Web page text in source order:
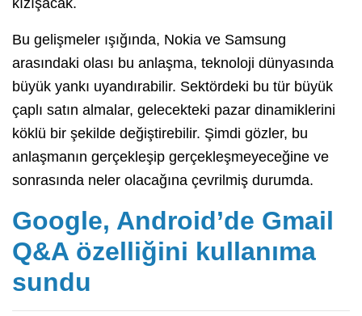
kızışacak.
Bu gelişmeler ışığında, Nokia ve Samsung
arasındaki olası bu anlaşma, teknoloji dünyasında
büyük yankı uyandırabilir. Sektördeki bu tür büyük
çaplı satın almalar, gelecekteki pazar dinamiklerini
köklü bir şekilde değiştirebilir. Şimdi gözler, bu
anlaşmanın gerçekleşip gerçekleşmeyeceğine ve
sonrasında neler olacağına çevrilmiş durumda.
Google, Android’de Gmail
Q&A özelliğini kullanıma
sundu